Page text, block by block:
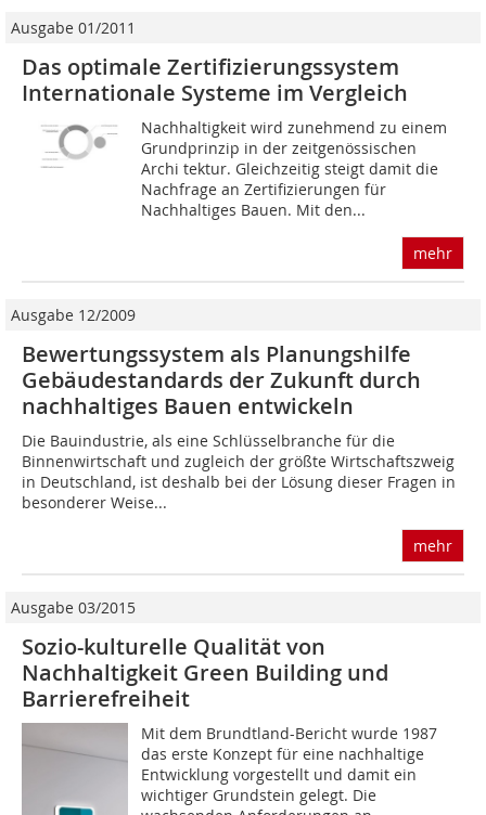
Ausgabe 01/2011
Das optimale Zertifizierungs­system
Internationale Systeme im Vergleich
Nachhaltigkeit wird zunehmend zu einem
Grundprinzip in der zeitgenössischen
Archi­ tektur. Gleichzeitig steigt damit die
Nach­frage an Zertifizierungen für
Nachhaltiges Bauen. Mit den...
mehr
Ausgabe 12/2009
Bewertungssystem als Planungshilfe
Gebäudestandards der Zukunft durch
nachhaltiges Bauen entwickeln
Die Bauindustrie, als eine Schlüsselbranche für die
Binnenwirtschaft und zugleich der größte Wirt­schaftszweig
in Deutschland, ist deshalb bei der Lösung dieser Fragen in
besonderer Weise...
mehr
Ausgabe 03/2015
Sozio-kulturelle Qualität von
Nachhaltigkeit Green Building und
Barrierefreiheit
Mit dem Brundtland-Bericht wurde 1987
das erste Konzept für eine nachhaltige
Entwicklung vorgestellt und damit ein
wichtiger Grundstein gelegt. Die